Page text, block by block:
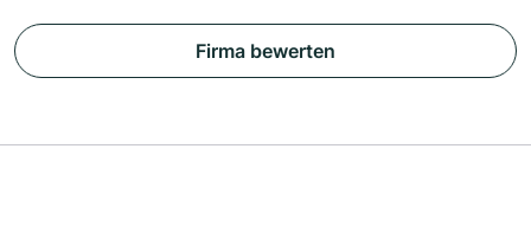
Firma bewerten